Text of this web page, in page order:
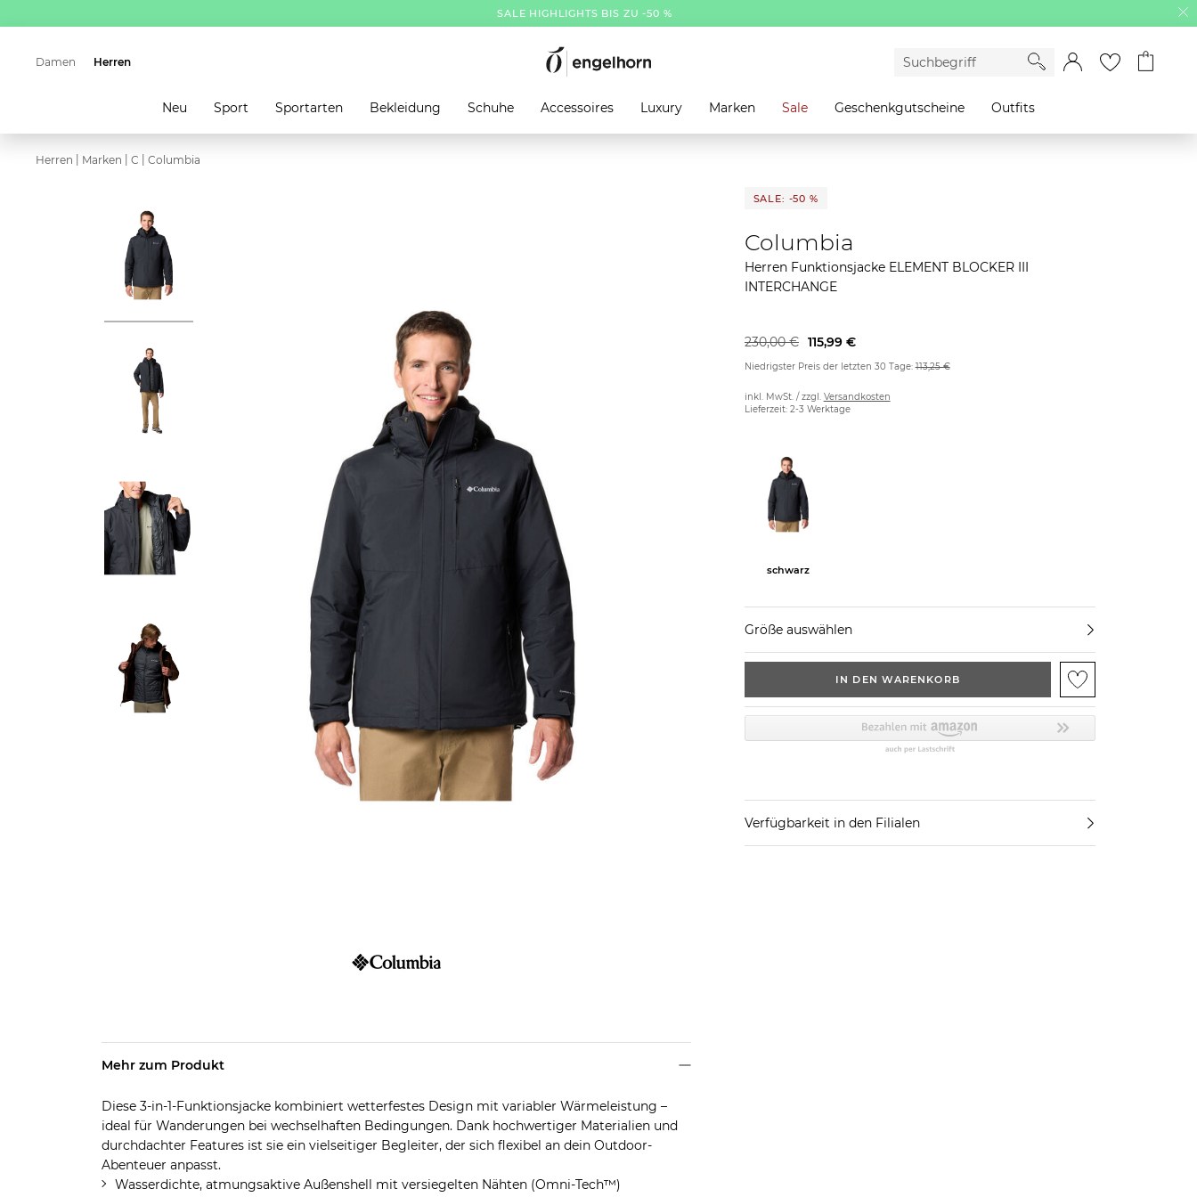
SALE HIGHLIGHTS BIS ZU -50 %
Damen Herren
Neu Sport Sportarten Bekleidung Schuhe Accessoires Luxury Marken Sale Geschenkgutscheine Outfits
Herren Marken C Columbia
SALE: -50 %
Columbia
Herren Funktionsjacke ELEMENT BLOCKER III
INTERCHANGE
115,99 €
230,00 €
Niedrigster Preis der letzten 30 Tage:113,25 €
inkl. MwSt. / zzgl. Versandkosten
Lieferzeit: 2-3 Werktage
schwarz
Größe auswählen
IN DEN WARENKORB
Verfügbarkeit in den Filialen
Mehr zum Produkt
Diese 3-in-1-Funktionsjacke kombiniert wetterfestes Design mit variabler Wärmeleistung –
ideal für Wanderungen bei wechselhaften Bedingungen. Dank hochwertiger Materialien und
durchdachter Features ist sie ein vielseitiger Begleiter, der sich flexibel an dein Outdoor-
Abenteuer anpasst.
Wasserdichte, atmungsaktive Außenshell mit versiegelten Nähten (Omni-Tech™)